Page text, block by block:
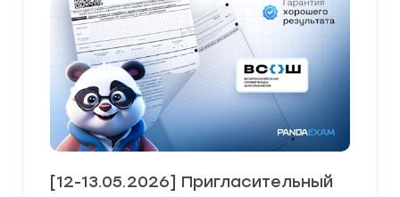
[12-13.05.2026] Пригласительный